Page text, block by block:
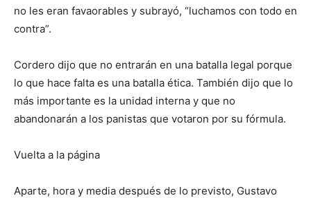
no les eran favaorables y subrayó, “luchamos con todo en
contra”.
Cordero dijo que no entrarán en una batalla legal porque
lo que hace falta es una batalla ética. También dijo que lo
más importante es la unidad interna y que no
abandonarán a los panistas que votaron por su fórmula.
Vuelta a la página
Aparte, hora y media después de lo previsto, Gustavo